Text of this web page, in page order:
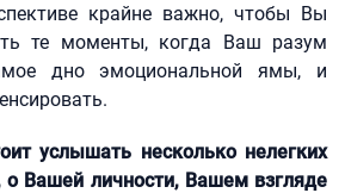
крайне важно, чтобы Вы
те моменты, когда Ваш разум
дно эмоциональной ямы, и
услышать несколько нелегких
о Вашей личности, Вашем взгляде